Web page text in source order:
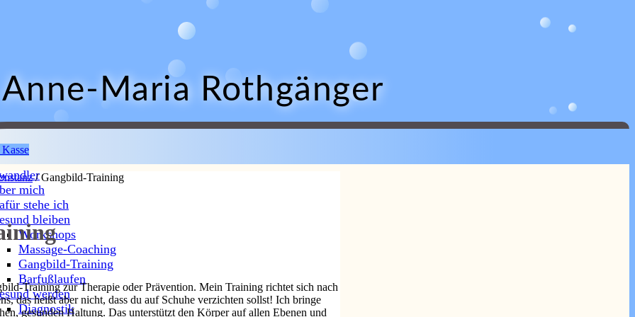
Anne-Maria Rothgänger
mich
stehe ich
bleiben
Workshops
Massage-Coaching
Gangbild-Training
Barfußlaufen
werden
Diagnostik
/ Gangbild-Training
Training zur Therapie oder Prävention. Mein Training richtet sich nach
das heißt aber nicht, dass du auf Schuhe verzichten sollst! Ich bringe
gesunden Haltung. Das unterstützt den Körper auf allen Ebenen und